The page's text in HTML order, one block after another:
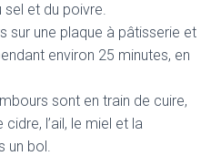
sel et du poivre.
sur une plaque à pâtisserie et
environ 25 minutes, en
sont en train de cuire,
l’ail, le miel et la
un bol.